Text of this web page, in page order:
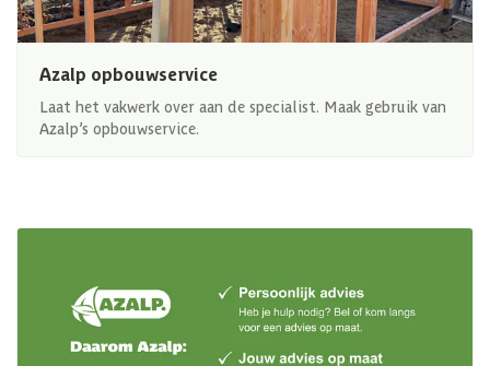
Azalp opbouwservice
Laat het vakwerk over aan de specialist. Maak gebruik van
Azalp’s opbouwservice.